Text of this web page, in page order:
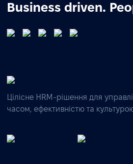
Business driven.
Цілісне HRM-рішення для
часом, ефективністю та